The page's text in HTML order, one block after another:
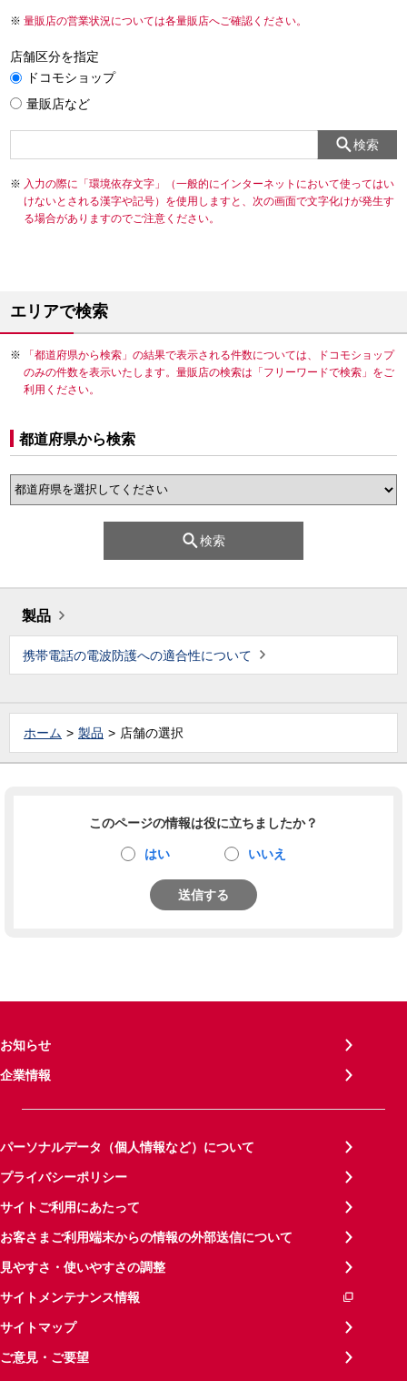
量販店の営業状況については各量販店へご確認ください。
店舗区分を指定
ドコモショップ
量販店など
検索
入力の際に「環境依存文字」（一般的にインターネットにおいて使ってはい
けないとされる漢字や記号）を使用しますと、次の画面で文字化けが発生す
る場合がありますのでご注意ください。
エリアで検索
「都道府県から検索」の結果で表示される件数については、ドコモショップ
のみの件数を表示いたします。量販店の検索は「フリーワードで検索」をご
利用ください。
都道府県から検索
検索
製品
携帯電話の電波防護への適合性について
ホーム 製品 店舗の選択
このページの情報は役に立ちましたか？
はい いいえ
送信する
お知らせ
企業情報
パーソナルデータ（個人情報など）について
プライバシーポリシー
サイトご利用にあたって
お客さまご利用端末からの情報の外部送信について
見やすさ・使いやすさの調整
サイトメンテナンス情報
サイトマップ
ご意見・ご要望